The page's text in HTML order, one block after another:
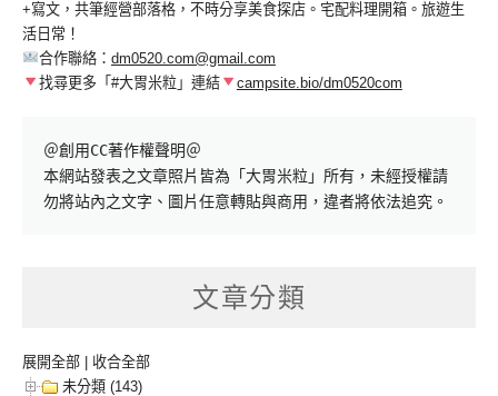
+寫文，共筆經營部落格，不時分享美食探店。宅配料理開箱。旅遊生
活日常！
合作聯絡： dm0520.com@gmail.com
找尋更多「#大胃米粒」連結
campsite.bio/dm0520com
＠創用CC著作權聲明＠
本網站發表之文章照片皆為「大胃米粒」所有，未經授權請
勿將站內之文字、圖片任意轉貼與商用，違者將依法追究。
文章分類
展開全部 | 收合全部
未分類 (143)